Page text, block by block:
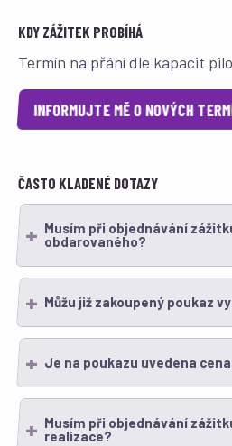
KDY ZÁŽITEK PROBÍHÁ
Termín na přání dle kapacit
INFORMUJTE MĚ O NOVÝCH
ČASTO KLADENÉ DOTAZY
Musím při objednávání
obdarovaného?
Můžu již zakoupený poukaz
Je na poukazu uvedena
Musím při objednávání
realizace?